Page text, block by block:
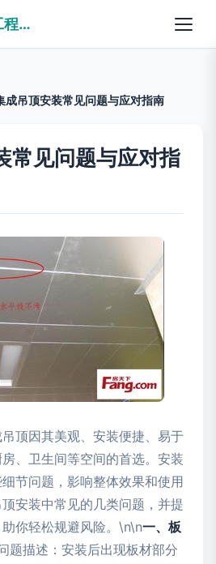
上海诗棋建筑装饰工程有限公司
成吊顶安装常见问题与应对指南
常见问题与应对指
顶因其美观、安装便捷、易于
、卫生间等空间的首选。安装
节问题，影响整体效果和使用
安装中常见的几类问题，并提
你轻松规避风险。\n\n一、板
题描述：安装后出现板材部分